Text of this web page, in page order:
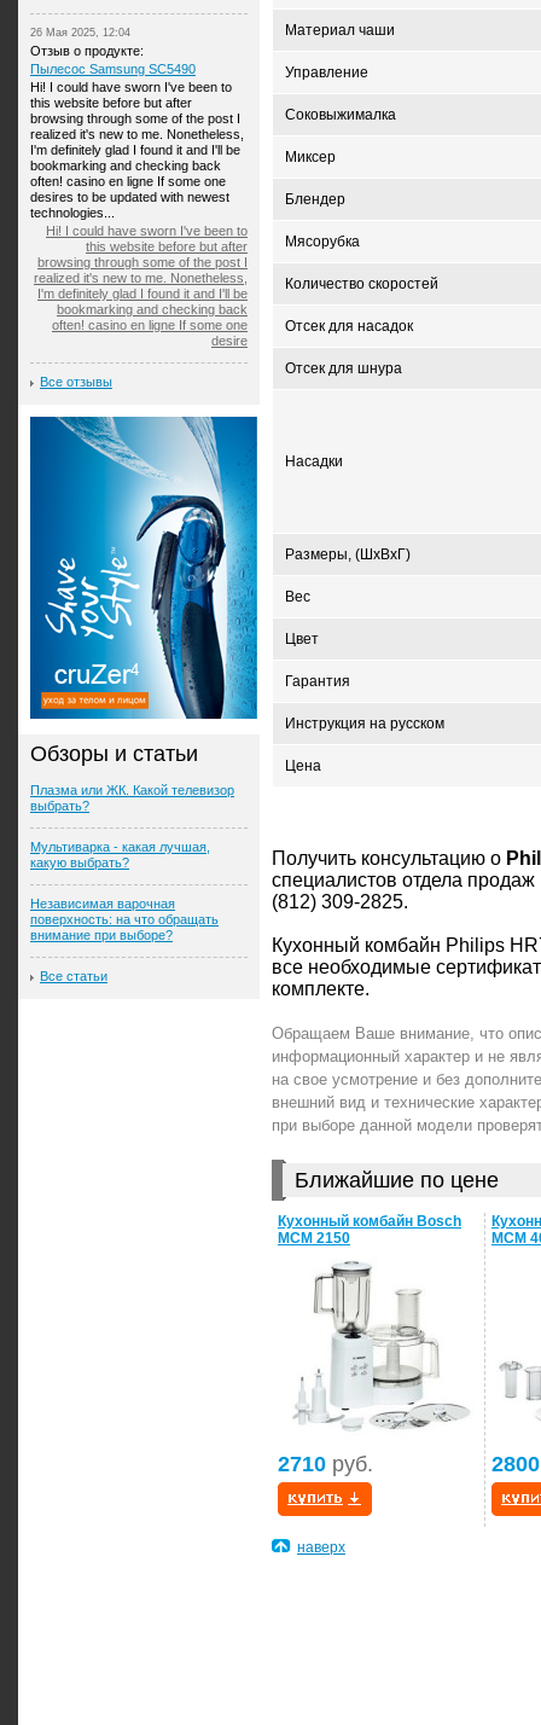
Материал чаши
Управление
Соковыжималка
Миксер
Блендер
Мясорубка
Количество скоростей
Отсек для насадок
Отсек для шнура
Насадки
Размеры, (ШхВхГ)
Вес
Цвет
Гарантия
Инструкция на русском
Цена
Получить консультацию о
специалистов отдела
(812) 309-2825.
Кухонный комбайн Philips
все необходимые
комплекте.
Обращаем Ваше внимание, что
информационный характер и не
на свое усмотрение и без
внешний вид и технические
при выборе данной модели
Ближайшие по цене
Кухонный комбайн Bosch
MCM 2150
2710 руб.
MCM
2800
наверх
26 Мая 2025, 12:04
Отзыв о продукте:
Пылесос Samsung SC5490
Hi! I could have sworn I've been to
this website before but after
browsing through some of the post I
realized it's new to me. Nonetheless,
I'm definitely glad I found it and I'll be
bookmarking and checking back
often! casino en ligne If some one
desires to be updated with newest
technologies...
Hi! I could have sworn I've been to
this website before but after
browsing through some of the post I
realized it's new to me. Nonetheless,
I'm definitely glad I found it and I'll be
bookmarking and checking back
often! casino en ligne If some one
desire
Все отзывы
Обзоры и статьи
Плазма или ЖК. Какой телевизор
выбрать?
Мультиварка - какая лучшая,
какую выбрать?
Независимая варочная
поверхность: на что обращать
внимание при выборе?
Все статьи